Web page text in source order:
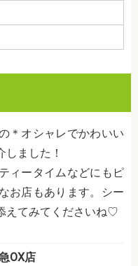
＊オシャレでかわいい
しました！
ィータイムなどにもピ
お店もあります。シー
えてみてくださいね♡
OX店